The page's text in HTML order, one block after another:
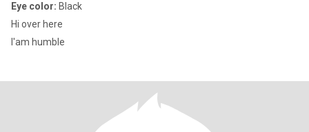
Eye color: Black
Hi over here
I'am humble